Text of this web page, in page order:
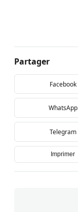
Partager
Facebook
WhatsApp
Telegram
Imprimer